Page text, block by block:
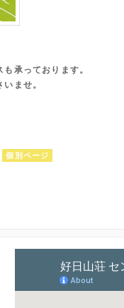
承っております。
いませ。
個別ページ